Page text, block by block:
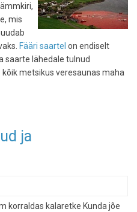
mis
Fääri saartel on endiselt
saarte lähedale tulnud
kõik metsikus veresaunas maha
ja
korraldas kalaretke Kunda jõe